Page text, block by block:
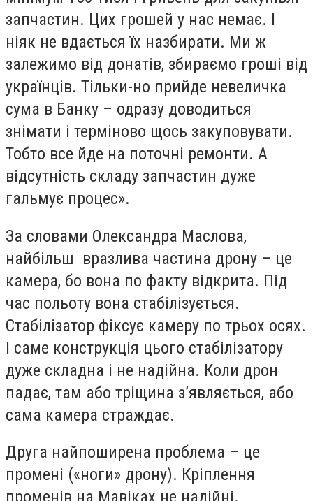
запчастин. Цих грошей у нас немає. І
ніяк не вдається їх назбирати. Ми ж
залежимо від донатів, збираємо гроші від
українців. Тільки-но прийде невеличка
сума в Банку – одразу доводиться
знімати і терміново щось закуповувати.
Тобто все йде на поточні ремонти. А
відсутність складу запчастин дуже
гальмує процес».
За словами Олександра Маслова,
найбільш вразлива частина дрону – це
камера, бо вона по факту відкрита. Під
час польоту вона стабілізується.
Стабілізатор фіксує камеру по трьох осях.
І саме конструкція цього стабілізатору
дуже складна і не надійна. Коли дрон
падає, там або тріщина з’являється, або
сама камера страждає.
Друга найпоширена проблема – це
промені («ноги» дрону). Кріплення